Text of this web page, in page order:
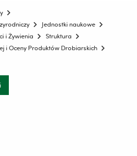
Jednostki naukowe
i Żywienia
Struktura
i Oceny Produktów Drobiarskich